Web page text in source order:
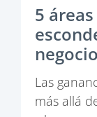
5
Las
más allá